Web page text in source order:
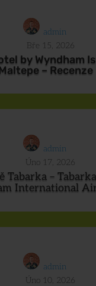
admin
Bře 15, 2026
by Wyndham
– Recenze
admin
Úno 17, 2026
Tabarka –
International
admin
Úno 10, 2026